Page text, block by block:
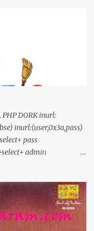
DORK inurl:
inurl:(user,0x3a,pass)
pass
admin
inurl:newsDetail.php?id=
inurl:show.php?id=